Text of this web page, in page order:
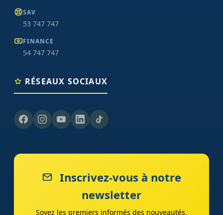
SAV
53 747 747
FINANCE
54 747 747
RÉSEAUX SOCIAUX
Inscrivez-vous à notre
newsletter
Soyez les premiers informés des nouveautés,